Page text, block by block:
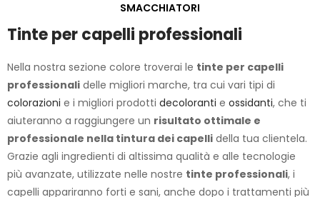
SMACCHIATORI
Tinte per capelli professionali
Nella nostra sezione colore troverai le tinte per capelli
professionali delle migliori marche, tra cui vari tipi di
colorazioni e i migliori prodotti decoloranti e ossidanti, che ti
aiuteranno a raggiungere un risultato ottimale e
professionale nella tintura dei capelli della tua clientela.
Grazie agli ingredienti di altissima qualità e alle tecnologie
più avanzate, utilizzate nelle nostre tinte professionali, i
capelli appariranno forti e sani, anche dopo i trattamenti più